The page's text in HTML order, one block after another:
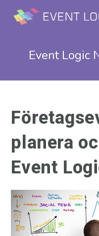
Event Logic
planera
Event